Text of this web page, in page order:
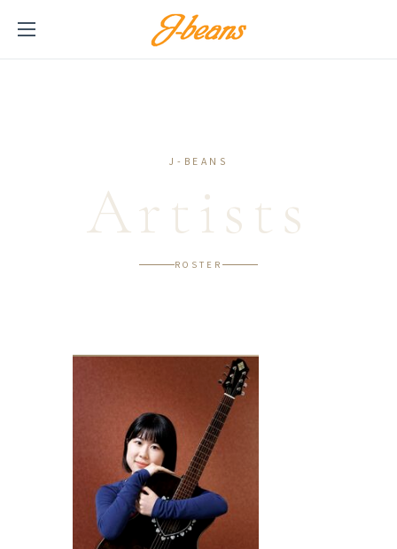
J-BEANS
Artists
ROSTER